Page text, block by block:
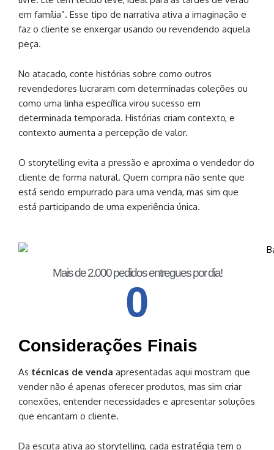
em família”. Esse tipo de narrativa ativa a imaginação e
faz o cliente se enxergar usando ou revendendo aquela
peça.
No atacado, conte histórias sobre como outros
revendedores lucraram com determinadas coleções ou
como uma linha específica virou sucesso em
determinada temporada. Histórias criam contexto, e
contexto aumenta a percepção de valor.
O storytelling evita a pressão e aproxima o vendedor do
cliente de forma natural. Quem compra não sente que
está sendo empurrado para uma venda, mas sim que
está participando de uma experiência única.
Mais de 2.000 pedidos entregues por dia!
0
Considerações Finais
As técnicas de venda apresentadas aqui mostram que
vender não é apenas oferecer produtos, mas sim criar
conexões, entender necessidades e apresentar soluções
que encantam o cliente.
Da escuta ativa ao storytelling, cada estratégia tem o